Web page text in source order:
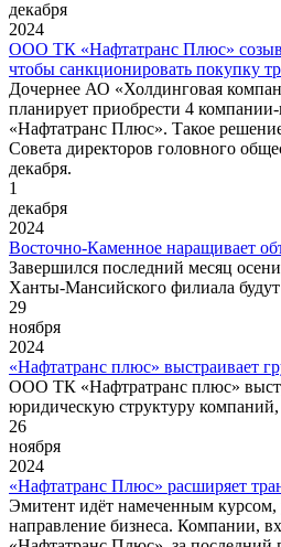
декабря
2024
ООО ТК «Нафтатранс Плюс»
чтобы санкционировать покупку
Дочернее АО «Холдинговая
планирует приобрести 4
«Нафтатранс Плюс». Такое
Совета директоров головного
декабря.
1
декабря
2024
Восточно-Каменное наращивает
Завершился последний месяц
Ханты-Мансийского филиала
29
ноября
2024
«Нафтатранс плюс» выстраивает
ООО ТК «Нафтратранс плюс»
юридическую структуру компаний,
26
ноября
2024
«Нафтатранс Плюс» расширяет
Эмитент идёт намеченным курсом,
направление бизнеса. Компании,